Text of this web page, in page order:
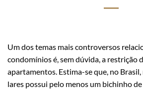
Um dos temas mais controversos
condomínios é, sem dúvida, a restrição
apartamentos. Estima-se que, no
lares possui pelo menos um bichinho